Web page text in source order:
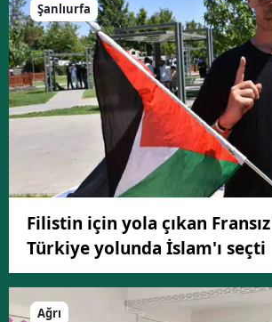
Şanlıurfa
Filistin için yola çıkan
Türkiye yolunda İslam'ı seçti
Ağrı